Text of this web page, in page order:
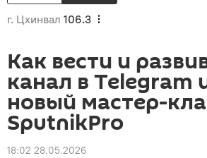
г. Цхинвал 106.3
Как вести и
канал в Telegram
новый мастер-
SputnikPro
18:02 28.05.2026